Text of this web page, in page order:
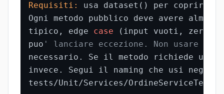
Requisiti:
usa dataset() per coprire
Ogni metodo pubblico deve avere almeno
tipico, edge case (input vuoti, zero,
puo ' lanciare eccezione. Non usare
necessario. Se il metodo richiede un
invece. Segui il naming che usi
tests/Unit/Services/